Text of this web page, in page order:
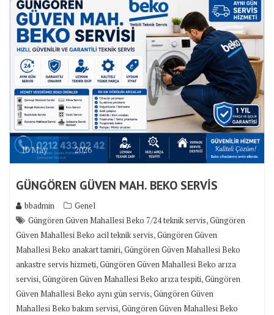
10May 2026
GÜNGÖREN GÜVEN MAH. BEKO SERVİS
bbadmin
Genel
Güngören Güven Mahallesi Beko 7/24 teknik servis,Güngören
Güven Mahallesi Beko acil teknik servis,Güngören Güven
Mahallesi Beko anakart tamiri,Güngören Güven Mahallesi Beko
ankastre servis hizmeti,Güngören Güven Mahallesi Beko arıza
servisi,Güngören Güven Mahallesi Beko arıza tespiti,Güngören
Güven Mahallesi Beko aynı gün servis,Güngören Güven
Mahallesi Beko bakım servisi,Güngören Güven Mahallesi Beko